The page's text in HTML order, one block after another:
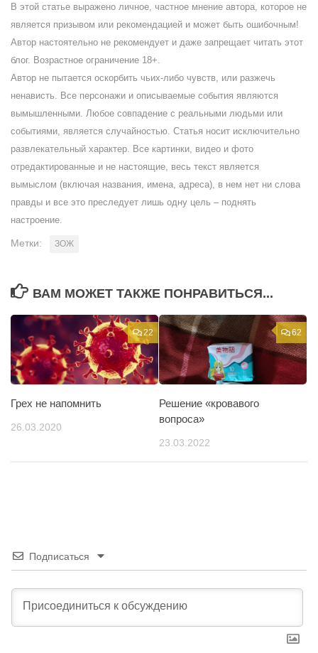
В этой статье выражено личное, частное мнение автора, которое не
является призывом или рекомендацией и может быть ошибочным!
Автор настоятельно не рекомендует и даже запрещает читать этот
блог. Возрастное ограничение 18+.
Автор не пытается оскорбить чьих-либо чувств, или разжечь
ненависть. Все персонажи и описываемые события являются
вымышленными. Любое совпадение с реальными людьми или
событиями, является случайностью. Статья носит исключительно
развлекательный характер. Все картинки, видео и фото
отредактированные и не настоящие, весь текст является
вымыслом (включая названия, имена, адреса), в нем нет ни слова
правды и все это преследует лишь одну цель – поднять
настроение.
Метки: ЗОЖ
ВАМ МОЖЕТ ТАКЖЕ ПОНРАВИТЬСЯ...
22
Грех не напомнить
26.03.2020
62
Решение «кровавого
вопроса»
23.03.2022
Подписаться